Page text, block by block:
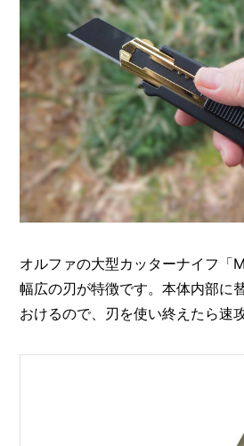
オルファの大型カッターナイフ「
幅広の刃が特徴です。本体内部に
おけるので、刃を使い終えたら速